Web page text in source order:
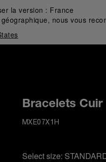
la version : France
nous vous
Bracelets Cuir
MXE07X1H
Select size: